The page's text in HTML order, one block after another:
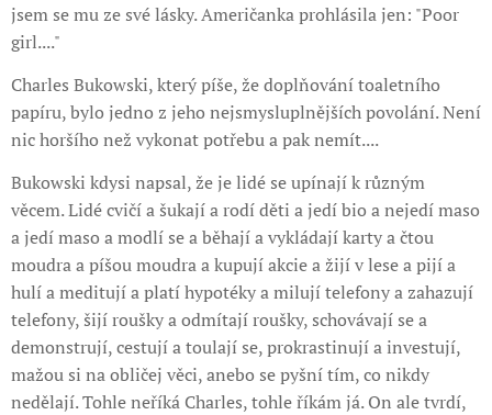
jsem se mu ze své lásky. Američanka prohlásila jen: "Poor
girl...."
Charles Bukowski, který píše, že doplňování toaletního
papíru, bylo jedno z jeho nejsmysluplnějších povolání. Není
nic horšího než vykonat potřebu a pak nemít....
Bukowski kdysi napsal, že je lidé se upínají k různým
věcem. Lidé cvičí a šukají a rodí děti a jedí bio a nejedí maso
a jedí maso a modlí se a běhají a vykládají karty a čtou
moudra a píšou moudra a kupují akcie a žijí v lese a pijí a
hulí a meditují a platí hypotéky a milují telefony a zahazují
telefony, šijí roušky a odmítají roušky, schovávají se a
demonstrují, cestují a toulají se, prokrastinují a investují,
mažou si na obličej věci, anebo se pyšní tím, co nikdy
nedělají. Tohle neříká Charles, tohle říkám já. On ale tvrdí,